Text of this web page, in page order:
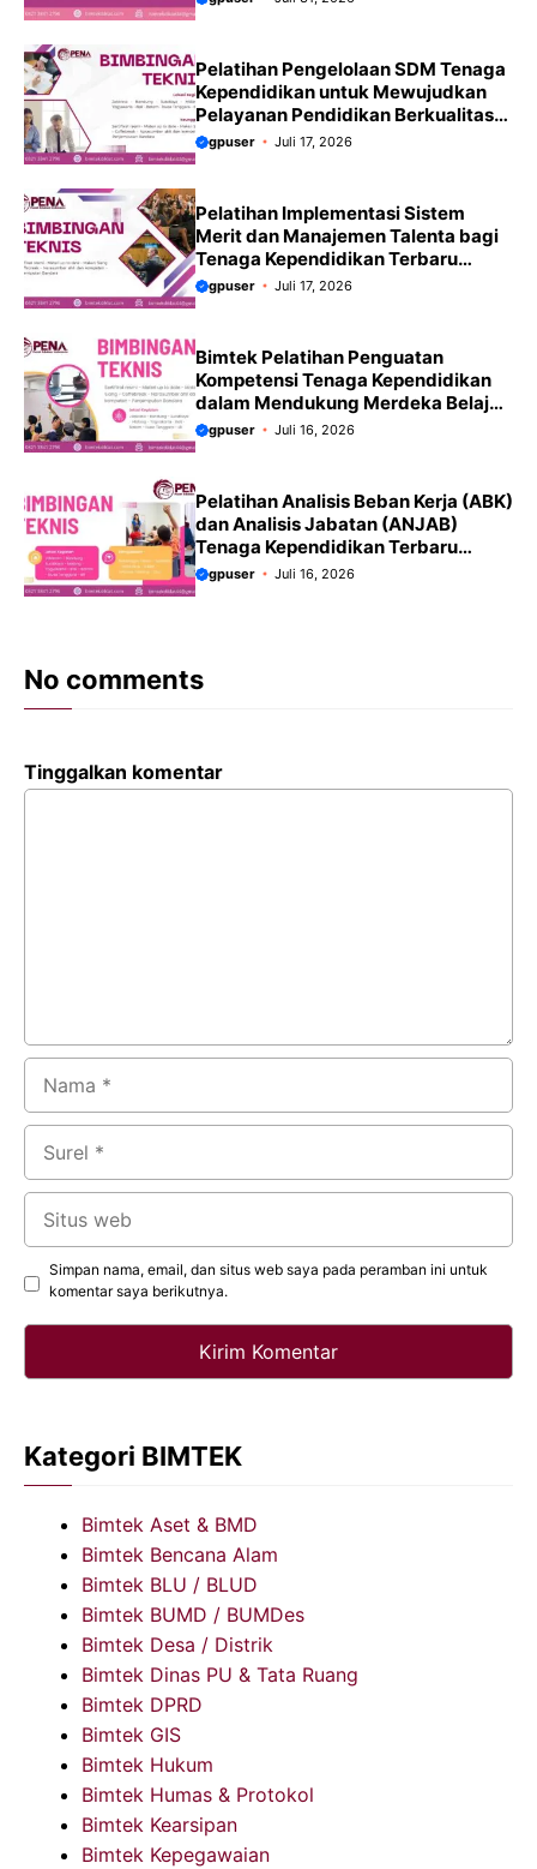
Pelatihan Pengelolaan SDM Tenaga
Kependidikan untuk Mewujudkan
Pelayanan Pendidikan Berkualitas
Terbaru 2026-2027
gpuser Juli 17, 2026
Pelatihan Implementasi Sistem
Merit dan Manajemen Talenta bagi
Tenaga Kependidikan Terbaru
2026-2027
gpuser Juli 17, 2026
Bimtek Pelatihan Penguatan
Kompetensi Tenaga Kependidikan
dalam Mendukung Merdeka Belajar
Terbaru 2026-2027
gpuser Juli 16, 2026
Pelatihan Analisis Beban Kerja (ABK)
dan Analisis Jabatan (ANJAB)
Tenaga Kependidikan Terbaru
2026-2027
gpuser Juli 16, 2026
No comments
Tinggalkan komentar
Simpan nama, email, dan situs web saya pada peramban ini untuk
komentar saya berikutnya.
Kategori BIMTEK
Bimtek Aset & BMD
Bimtek Bencana Alam
Bimtek BLU / BLUD
Bimtek BUMD / BUMDes
Bimtek Desa / Distrik
Bimtek Dinas PU & Tata Ruang
Bimtek DPRD
Bimtek GIS
Bimtek Hukum
Bimtek Humas & Protokol
Bimtek Kearsipan
Bimtek Kepegawaian